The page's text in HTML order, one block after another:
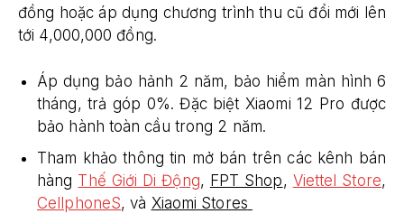
đồng hoặc áp dụng chương trình thu cũ đổi mới lên
tới 4,000,000 đồng.
Áp dụng bảo hảnh 2 năm, bảo hiểm màn hình 6
tháng, trả góp 0%. Đặc biệt Xiaomi 12 Pro được
bảo hành toàn cầu trong 2 năm.
Tham khảo thông tin mở bán trên các kênh bán
hàng Thế Giới Di Động, FPT Shop, Viettel Store,
CellphoneS, và Xiaomi Stores